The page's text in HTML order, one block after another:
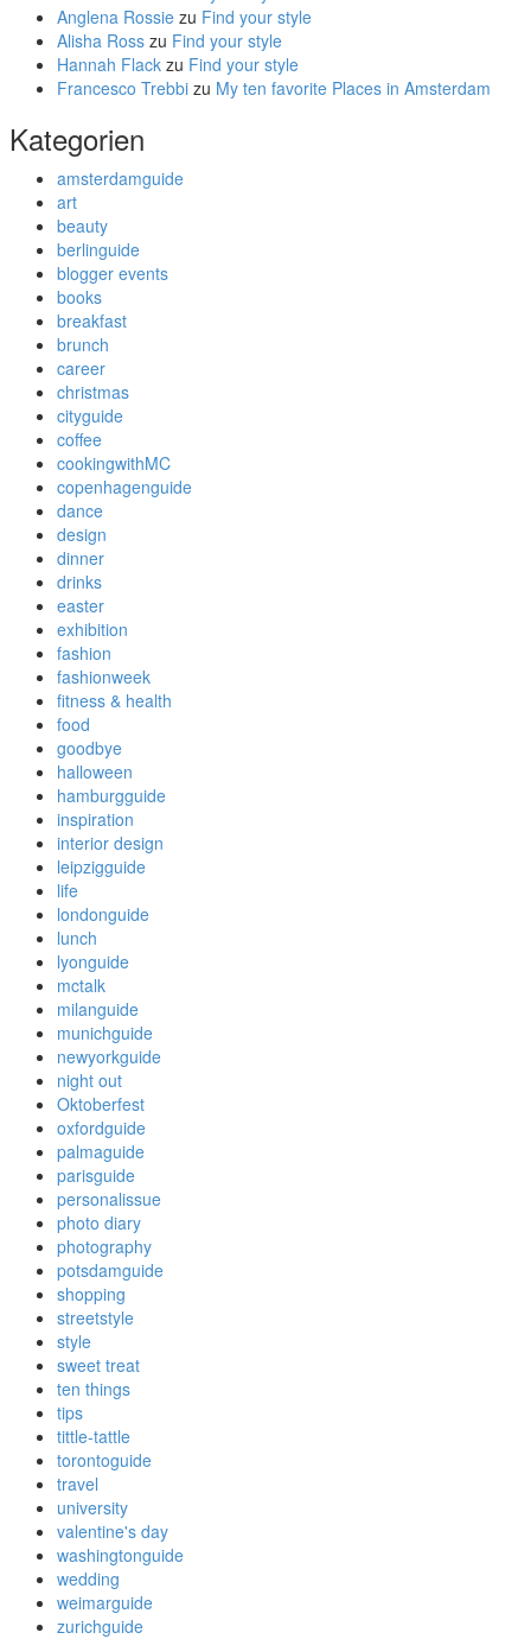
Anglena Rossie zu Find your style
Alisha Ross zu Find your style
Hannah Flack zu Find your style
Francesco Trebbi zu My ten favorite Places in Amsterdam
Kategorien
amsterdamguide
art
beauty
berlinguide
blogger events
books
breakfast
brunch
career
christmas
cityguide
coffee
cookingwithMC
copenhagenguide
dance
design
dinner
drinks
easter
exhibition
fashion
fashionweek
fitness & health
food
goodbye
halloween
hamburgguide
inspiration
interior design
leipzigguide
life
londonguide
lunch
lyonguide
mctalk
milanguide
munichguide
newyorkguide
night out
Oktoberfest
oxfordguide
palmaguide
parisguide
personalissue
photo diary
photography
potsdamguide
shopping
streetstyle
style
sweet treat
ten things
tips
tittle-tattle
torontoguide
travel
university
valentine's day
washingtonguide
wedding
weimarguide
zurichguide